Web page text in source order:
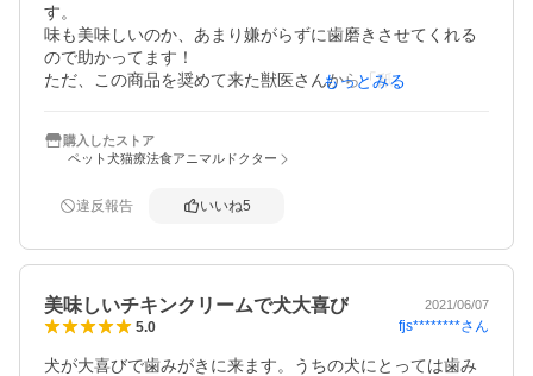
す。
味も美味しいのか、あまり嫌がらずに歯磨きさせてくれる
ので助かってます！
ただ、この商品を奨めて来た獣医さんから「舐めさせるだ
注文の翌日には手元に届き、とても助かりました。またこ
ちらのショップで購入したいと思います♪
もっとみる
購入したストア
ペット犬猫療法食アニマルドクター
違反報告 いいね5
美味しいチキンクリームで犬大喜び 2021/06/07
5.0 fjs********さん
犬が大喜びで歯みがきに来ます。うちの犬にとっては歯み